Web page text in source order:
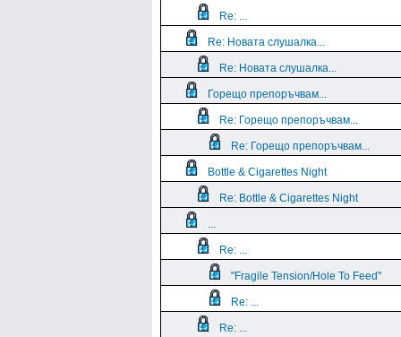
Re: ...
Re: Новата слушалка...
Re: Новата слушалка...
Горещо препоръчвам...
Re: Горещо препоръчвам...
Re: Горещо препоръчвам...
Bottle & Cigarettes Night
Re: Bottle & Cigarettes Night
...
Re: ...
"Fragile Tension/Hole To Feed"
Re: ...
Re: ...